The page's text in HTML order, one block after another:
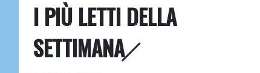
I PIÙ LETTI DELLA
SETTIMANA